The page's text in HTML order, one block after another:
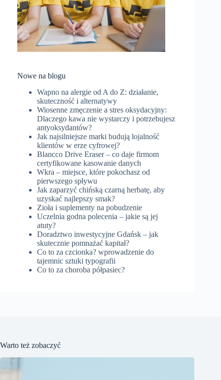
Nowe na blogu
Wapno na alergie od A do Z: działanie,
skuteczność i alternatywy
Wiosenne zmęczenie a stres oksydacyjny:
Dlaczego kawa nie wystarczy i potrzebujesz
antyoksydantów?
Jak najsilniejsze marki budują lojalność
klientów w erze cyfrowej?
Blancco Drive Eraser – co daje firmom
certyfikowane kasowanie danych
Wkra – miejsce, które pokochasz od
pierwszego spływu
Jak zaparzyć chińską czarną herbatę, aby
uzyskać najlepszy smak?
Zioła i suplementy na pobudzenie
Uczelnia godna polecenia – jakie są jej
atuty?
Doradztwo inwestycyjne Gdańsk – jak
skutecznie pomnażać kapitał?
Co to za czcionka? wprowadzenie do
tajemnic sztuki typografii
Co to za choroba półpasiec?
Warto też zobaczyć